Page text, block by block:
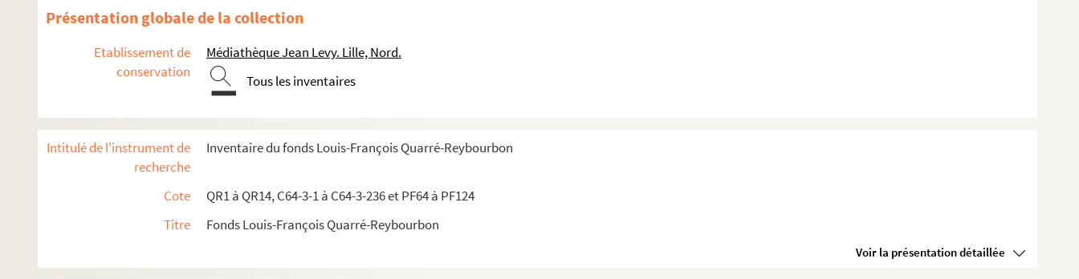
Présentation globale de la collection
Etablissement de
conservation
Médiathèque Jean Levy. Lille, Nord.
Tous les inventaires
Intitulé de l'instrument de
recherche
Inventaire du fonds Louis-François Quarré-Reybourbon
Cote
QR1 à QR14, C64-3-1 à C64-3-236 et PF64 à PF124
Titre
Fonds Louis-François Quarré-Reybourbon
Voir la présentation détaillée
pf81-55. Vente de chevaux
pf81-57. Vente de chevaux
pf81-61. Avis aux jeunes gens
pf81-62. Avis aux cultivateurs